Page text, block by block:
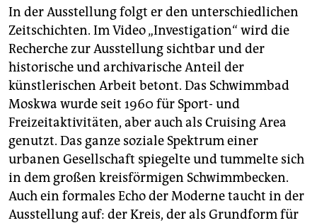
In der Ausstellung folgt er den unterschiedlichen
Zeitschichten. Im Video „Investigation“ wird die
Recherche zur Ausstellung sichtbar und der
historische und archivarische Anteil der
künstlerischen Arbeit betont. Das Schwimmbad
Moskwa wurde seit 1960 für Sport- und
Freizeitaktivitäten, aber auch als Cruising Area
genutzt. Das ganze soziale Spektrum einer
urbanen Gesellschaft spiegelte und tummelte sich
in dem großen kreisförmigen Schwimmbecken.
Auch ein formales Echo der Moderne taucht in der
Ausstellung auf: der Kreis, der als Grundform für